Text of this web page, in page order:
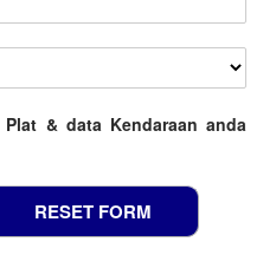
& data Kendaraan anda